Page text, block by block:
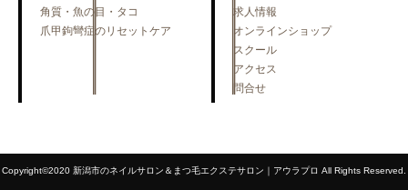
角質・魚の目・タコ
爪甲鉤彎症のリセットケア
求人情報
オンラインショップ
スクール
アクセス
問合せ
Copyright©2020 新潟市のネイルサロン＆まつ毛エクステサロン｜アウラプロ All Rights Reserved.